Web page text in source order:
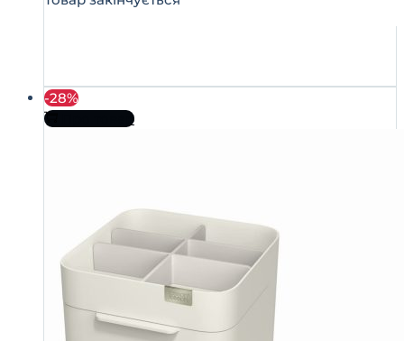
-28%
Про товар